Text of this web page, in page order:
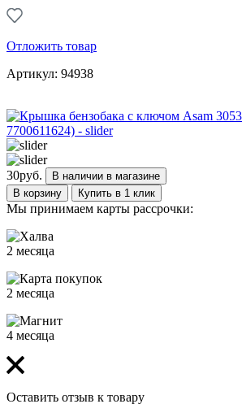
Отложить товар
Артикул: 94938
30руб.
В наличии в магазине
В корзину
Купить в 1 клик
Мы принимаем карты рассрочки:
2 месяца
2 месяца
4 месяца
Оставить отзыв к товару